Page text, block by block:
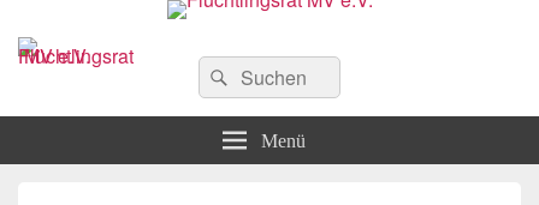
Flüchtlingsrat MV e.V.
Schwerin
Suchen
nach:
Suchen
Menü